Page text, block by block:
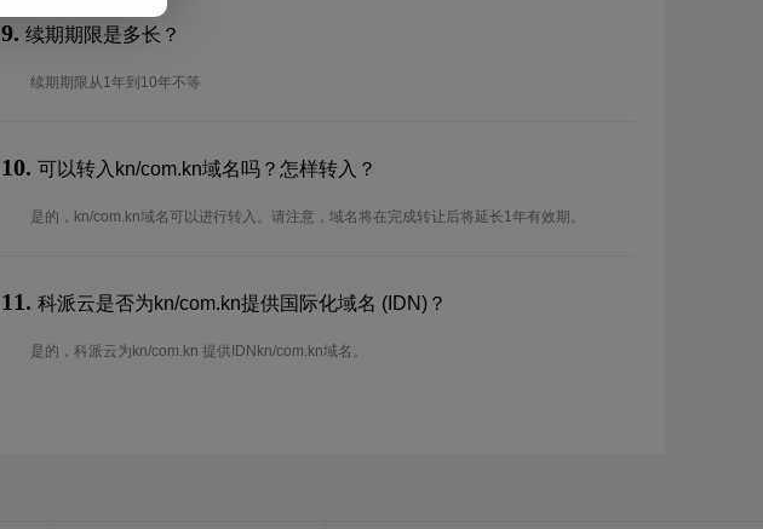
9. 续期期限是多长？
续期期限从1年到10年不等
10. 可以转入kn/com.kn域名吗？怎样转入？
是的，kn/com.kn域名可以进行转入。请注意，域名将在完成转让后将延长1年有效期。
11. 科派云是否为kn/com.kn提供国际化域名 (IDN)？
是的，科派云为kn/com.kn 提供IDNkn/com.kn域名。